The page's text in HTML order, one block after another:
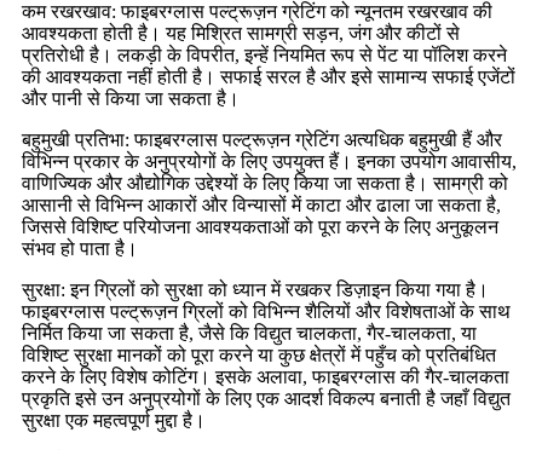
कम रखरखाव: फाइबरग्लास पल्ट्रूज़न ग्रेटिंग को न्यूनतम रखरखाव की
आवश्यकता होती है। यह मिश्रित सामग्री सड़न, जंग और कीटों से
प्रतिरोधी है। लकड़ी के विपरीत, इन्हें नियमित रूप से पेंट या पॉलिश करने
की आवश्यकता नहीं होती है। सफाई सरल है और इसे सामान्य सफाई एजेंटों
और पानी से किया जा सकता है।
बहुमुखी प्रतिभा: फाइबरग्लास पल्ट्रूज़न ग्रेटिंग अत्यधिक बहुमुखी हैं और
विभिन्न प्रकार के अनुप्रयोगों के लिए उपयुक्त हैं। इनका उपयोग आवासीय,
वाणिज्यिक और औद्योगिक उद्देश्यों के लिए किया जा सकता है। सामग्री को
आसानी से विभिन्न आकारों और विन्यासों में काटा और ढाला जा सकता है,
जिससे विशिष्ट परियोजना आवश्यकताओं को पूरा करने के लिए अनुकूलन
संभव हो पाता है।
सुरक्षा: इन ग्रिलों को सुरक्षा को ध्यान में रखकर डिज़ाइन किया गया है।
फाइबरग्लास पल्ट्रूज़न ग्रिलों को विभिन्न शैलियों और विशेषताओं के साथ
निर्मित किया जा सकता है, जैसे कि विद्युत चालकता, गैर-चालकता, या
विशिष्ट सुरक्षा मानकों को पूरा करने या कुछ क्षेत्रों में पहुँच को प्रतिबंधित
करने के लिए विशेष कोटिंग। इसके अलावा, फाइबरग्लास की गैर-चालकता
प्रकृति इसे उन अनुप्रयोगों के लिए एक आदर्श विकल्प बनाती है जहाँ विद्युत
सुरक्षा एक महत्वपूर्ण मुद्दा है।